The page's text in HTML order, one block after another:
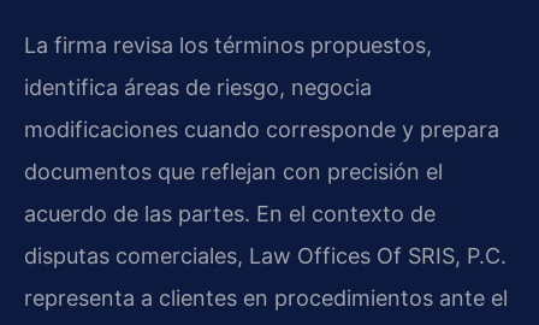
La firma revisa los términos propuestos,
identifica áreas de riesgo, negocia
modificaciones cuando corresponde y prepara
documentos que reflejan con precisión el
acuerdo de las partes. En el contexto de
disputas comerciales, Law Offices Of SRIS, P.C.
representa a clientes en procedimientos ante el